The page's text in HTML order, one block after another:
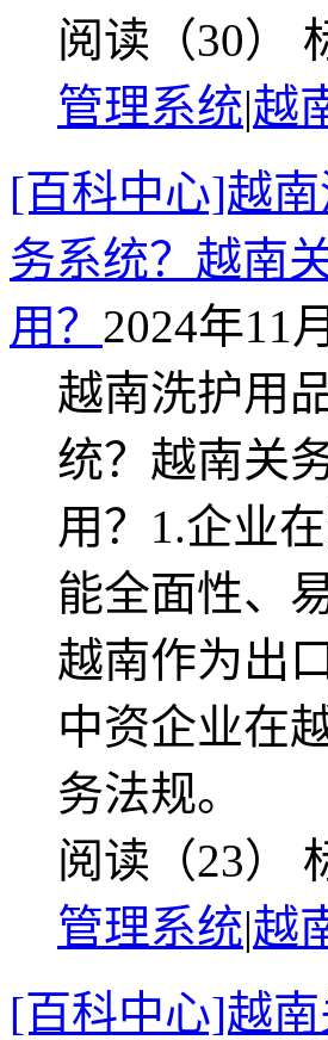
阅读（30）
管理系统|越
[百科中心]越
务系统？越南
用？ 2024年11
越南洗护用
统？越南关
用？1.企业
能全面性、
越南作为出
中资企业在
务法规。
阅读（23）
管理系统|越
[百科中心]越